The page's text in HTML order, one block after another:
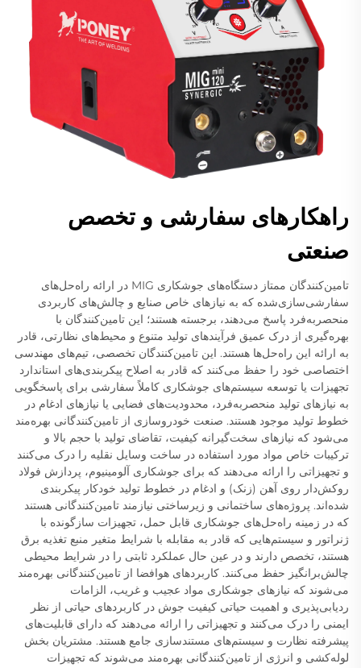
راهکارهای سفارشی و تخصص
صنعتی
تامین‌کنندگان ممتاز دستگاه‌های جوشکاری MIG در ارائه راه‌حل‌های
سفارشی‌سازی‌شده که به نیازهای خاص صنایع و چالش‌های کاربردی
منحصربه‌فرد پاسخ می‌دهند، برجسته هستند؛ این تامین‌کنندگان با
بهره‌گیری از درک عمیق فرآیندهای تولید متنوع و محیط‌های نظارتی، قادر
به ارائه این راه‌حل‌ها هستند. این تامین‌کنندگان تخصصی، تیم‌های مهندسی
اختصاصی خود را حفظ می‌کنند که قادر به اصلاح پیکربندی‌های استاندارد
تجهیزات یا توسعه سیستم‌های جوشکاری کاملاً سفارشی برای پاسخگویی
به نیازهای تولید منحصربه‌فرد، محدودیت‌های فضایی یا نیازهای ادغام در
خطوط تولید موجود هستند. صنعت خودروسازی از تامین‌کنندگانی بهره‌مند
می‌شود که نیازهای سخت‌گیرانه کیفیت، تقاضای تولید با حجم بالا و
ترکیبات خاص مواد مورد استفاده در ساخت وسایل نقلیه را درک می‌کنند
و تجهیزاتی را ارائه می‌دهند که برای جوشکاری آلومینیوم، پردازش فولاد
روکش‌دار روی آهن (زنک) و ادغام در خطوط تولید خودکار پیکربندی
شده‌اند. پروژه‌های ساختمانی و زیرساختی نیازمند تامین‌کنندگانی هستند
که در زمینه راه‌حل‌های جوشکاری قابل حمل، تجهیزات سازگونده با
ژنراتور و سیستم‌هایی که قادر به مقابله با شرایط متغیر منبع تغذیه برق
هستند، تخصص دارند و در عین حال عملکرد ثابتی را در شرایط محیطی
چالش‌برانگیز حفظ می‌کنند. کاربردهای هوافضا از تامین‌کنندگانی بهره‌مند
می‌شوند که نیازهای جوشکاری مواد عجیب و غریب، الزامات
ردیابی‌پذیری و اهمیت حیاتی کیفیت جوش در کاربردهای حیاتی از نظر
ایمنی را درک می‌کنند و تجهیزاتی را ارائه می‌دهند که دارای قابلیت‌های
پیشرفته نظارت و سیستم‌های مستندسازی جامع هستند. مشتریان بخش
لوله‌کشی و انرژی از تامین‌کنندگانی بهره‌مند می‌شوند که تجهیزات